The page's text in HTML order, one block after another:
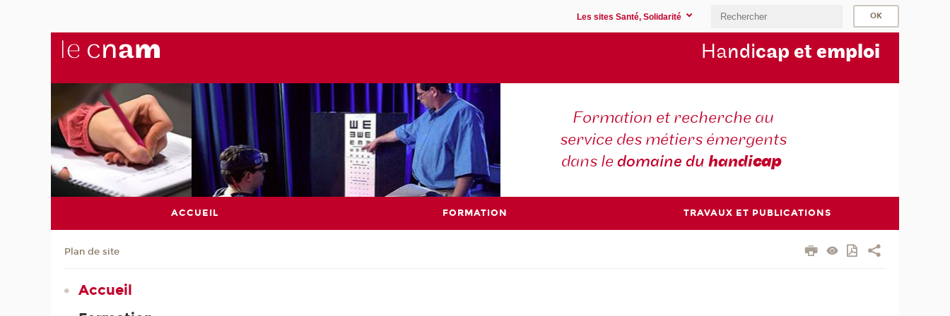
Les sites Santé, Solidarité
Handicap et emploi
Formation et recherche au
service des métiers émergents
dans ledomaine duhandicap
ACCUEIL FORMATION TRAVAUX ET PUBLICATIONS
Plan de site
Accueil